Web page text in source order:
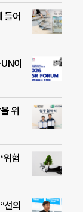
들어
이
위
위험
선의